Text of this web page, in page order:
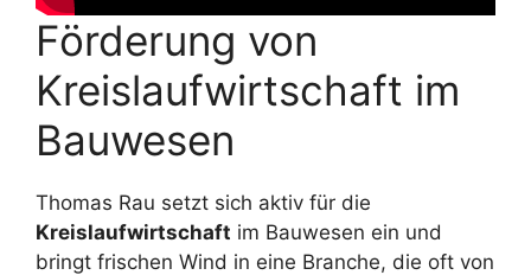
Förderung von
Kreislaufwirtschaft im
Bauwesen
Thomas Rau setzt sich aktiv für die
Kreislaufwirtschaft im Bauwesen ein und
bringt frischen Wind in eine Branche, die oft von